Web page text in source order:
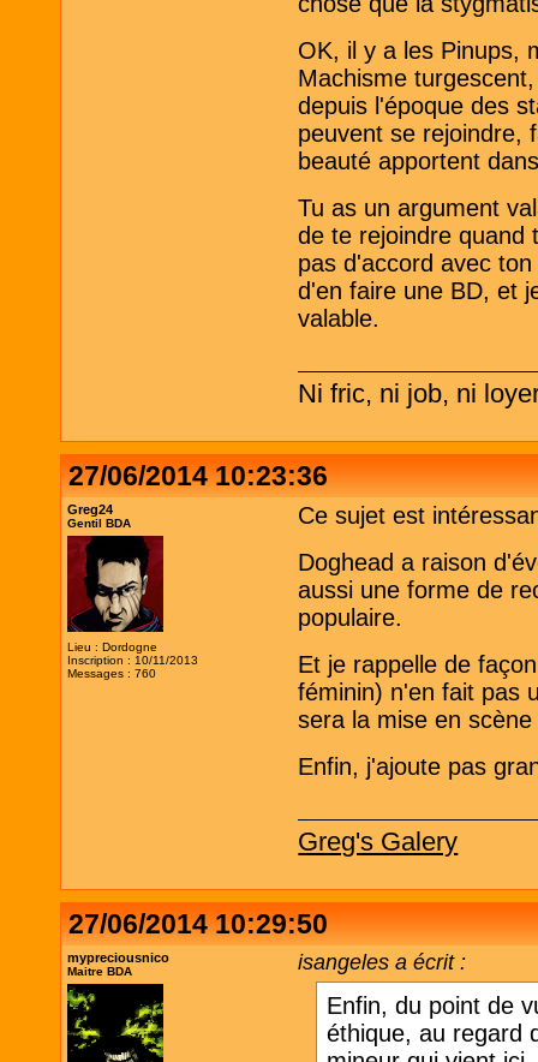
OK, il y a les Pinups,
Machisme
depuis l'époque des
peuvent se rejoindre,
beauté apportent
Tu as un argument
de te rejoindre quand
pas d'accord avec
d'en faire une BD, et
valable.
Ni fric, ni job, ni
27/06/2014 10:23:36
Greg24
Gentil BDA
Lieu : Dordogne
Inscription : 10/11/2013
Messages : 760
Ce sujet est
Doghead a raison
aussi une forme de
populaire.
Et je rappelle de
féminin) n'en fait pas
sera la mise en
Enfin, j'ajoute pas
Greg's Galery
27/06/2014 10:29:50
mypreciousnico
Maitre BDA isangeles a écrit :
Enfin, du point de
éthique, au regard